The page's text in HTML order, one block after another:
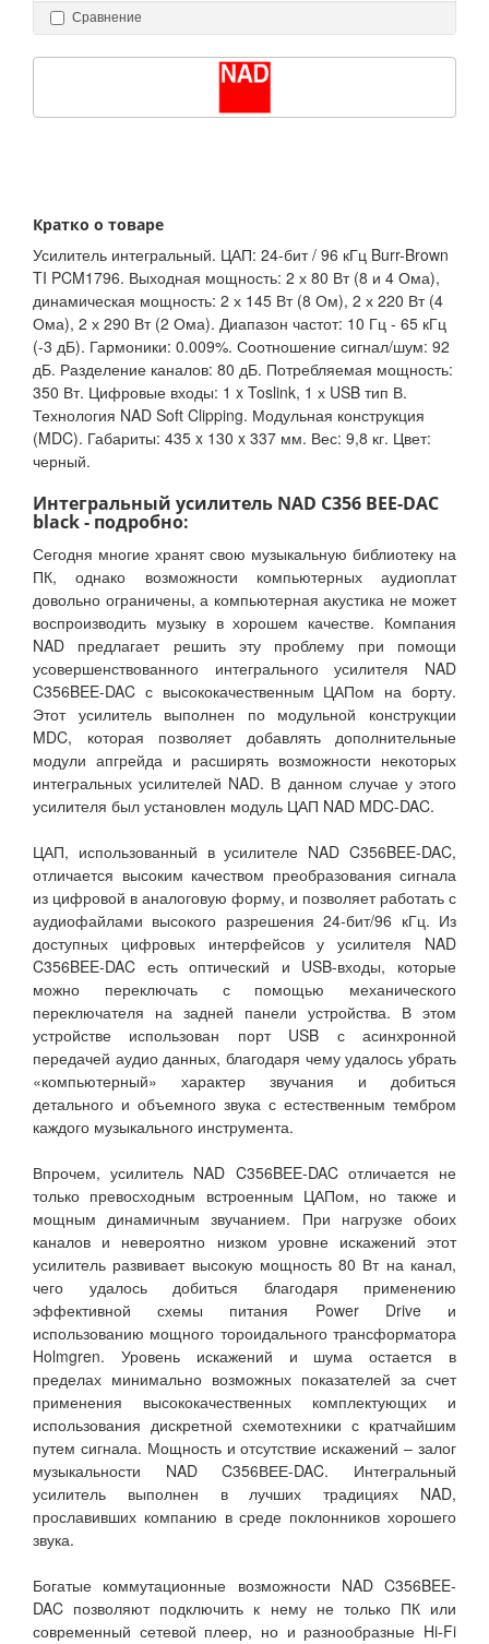
Сравнение
Кратко о товаре
Усилитель интегральный. ЦАП: 24-бит / 96 кГц Burr-Brown
TI PCM1796. Выходная мощность: 2 х 80 Вт (8 и 4 Ома),
динамическая мощность: 2 х 145 Вт (8 Ом), 2 х 220 Вт (4
Ома), 2 х 290 Вт (2 Ома). Диапазон частот: 10 Гц - 65 кГц
(-3 дБ). Гармоники: 0.009%. Соотношение сигнал/шум: 92
дБ. Разделение каналов: 80 дБ. Потребляемая мощность:
350 Вт. Цифровые входы: 1 x Toslink, 1 х USB тип В.
Технология NAD Soft Clipping. Модульная конструкция
(MDC). Габариты: 435 x 130 x 337 мм. Вес: 9,8 кг. Цвет:
черный.
Интегральный усилитель NAD C356 BEE-DAC
black - подробно:
Сегодня многие хранят свою музыкальную библиотеку на
ПК, однако возможности компьютерных аудиоплат
довольно ограничены, а компьютерная акустика не может
воспроизводить музыку в хорошем качестве. Компания
NAD предлагает решить эту проблему при помощи
усовершенствованного интегрального усилителя NAD
C356BEE-DAC с высококачественным ЦАПом на борту.
Этот усилитель выполнен по модульной конструкции
MDC, которая позволяет добавлять дополнительные
модули апгрейда и расширять возможности некоторых
интегральных усилителей NAD. В данном случае у этого
усилителя был установлен модуль ЦАП NAD MDC-DAC.
ЦАП, использованный в усилителе NAD C356BEE-DAC,
отличается высоким качеством преобразования сигнала
из цифровой в аналоговую форму, и позволяет работать с
аудиофайлами высокого разрешения 24-бит/96 кГц. Из
доступных цифровых интерфейсов у усилителя NAD
C356BEE-DAC есть оптический и USB-входы, которые
можно переключать с помощью механического
переключателя на задней панели устройства. В этом
устройстве использован порт USB с асинхронной
передачей аудио данных, благодаря чему удалось убрать
«компьютерный» характер звучания и добиться
детального и объемного звука с естественным тембром
каждого музыкального инструмента.
Впрочем, усилитель NAD C356BEE-DAC отличается не
только превосходным встроенным ЦАПом, но также и
мощным динамичным звучанием. При нагрузке обоих
каналов и невероятно низком уровне искажений этот
усилитель развивает высокую мощность 80 Вт на канал,
чего удалось добиться благодаря применению
эффективной схемы питания Power Drive и
использованию мощного тороидального трансформатора
Holmgren. Уровень искажений и шума остается в
пределах минимально возможных показателей за счет
применения высококачественных комплектующих и
использования дискретной схемотехники с кратчайшим
путем сигнала. Мощность и отсутствие искажений – залог
музыкальности NAD C356ВЕЕ-DAC. Интегральный
усилитель выполнен в лучших традициях NAD,
прославивших компанию в среде поклонников хорошего
звука.
Богатые коммутационные возможности NAD C356BEE-
DAC позволяют подключить к нему не только ПК или
современный сетевой плеер, но и разнообразные Hi-Fi